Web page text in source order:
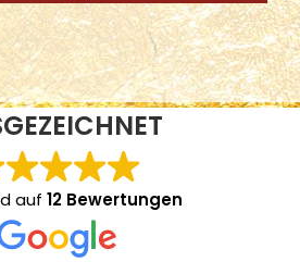
auf 12 Bewertungen